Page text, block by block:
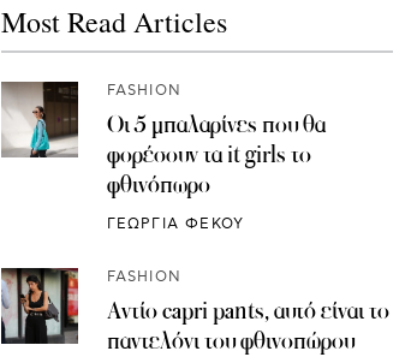
Most Read Articles
FASHION
Οι 5 μπαλαρίνες που θα
φορέσουν τα it girls το
φθινόπωρο
ΓΕΩΡΓΙΑ ΦΕΚΟΥ
FASHION
Αντίο capri pants, αυτό είναι το
παντελόνι του φθινοπώρου